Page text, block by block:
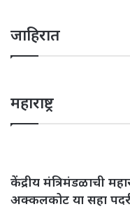
जाहिरात
महाराष्ट्र
केंद्रीय मंत्रिमंडळाची
अक्कलकोट या सहा